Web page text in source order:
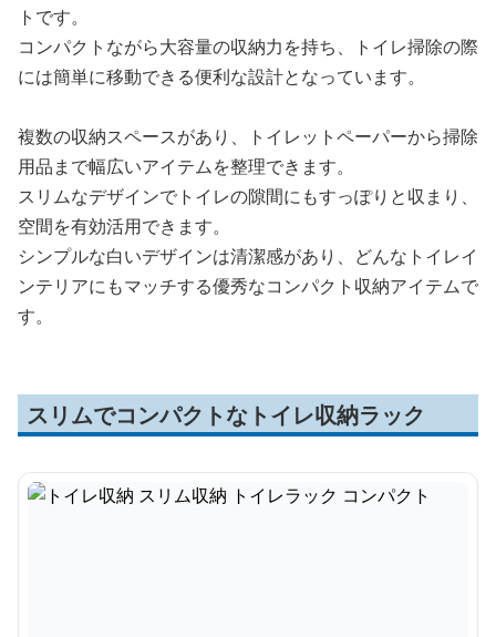
トです。
コンパクトながら大容量の収納力を持ち、トイレ掃除の際
には簡単に移動できる便利な設計となっています。
複数の収納スペースがあり、トイレットペーパーから掃除
用品まで幅広いアイテムを整理できます。
スリムなデザインでトイレの隙間にもすっぽりと収まり、
空間を有効活用できます。
シンプルな白いデザインは清潔感があり、どんなトイレイ
ンテリアにもマッチする優秀なコンパクト収納アイテムで
す。
スリムでコンパクトなトイレ収納ラック